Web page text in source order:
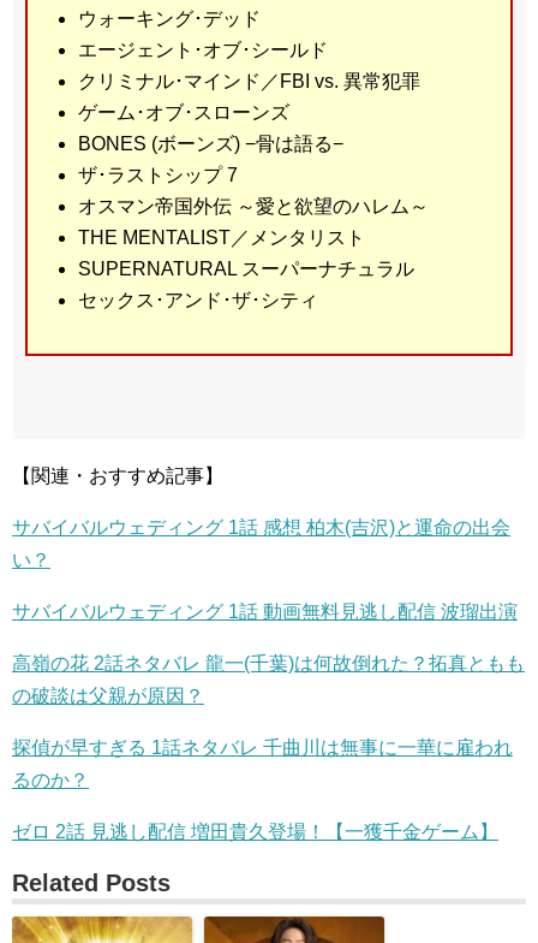
ウォーキング･デッド
エージェント･オブ･シールド
クリミナル･マインド／FBI vs. 異常犯罪
ゲーム･オブ･スローンズ
BONES (ボーンズ) −骨は語る−
ザ･ラストシップ 7
オスマン帝国外伝 ～愛と欲望のハレム～
THE MENTALIST／メンタリスト
SUPERNATURAL スーパーナチュラル
セックス･アンド･ザ･シティ
【関連・おすすめ記事】
サバイバルウェディング 1話 感想 柏木(吉沢)と運命の出会
い？
サバイバルウェディング 1話 動画無料見逃し配信 波瑠出演
高嶺の花 2話ネタバレ 龍一(千葉)は何故倒れた？拓真ともも
の破談は父親が原因？
探偵が早すぎる 1話ネタバレ 千曲川は無事に一華に雇われ
るのか？
ゼロ 2話 見逃し配信 増田貴久登場！【一獲千金ゲーム】
Related Posts